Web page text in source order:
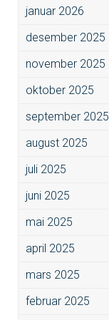
januar 2026
desember 2025
november 2025
oktober 2025
september 2025
august 2025
juli 2025
juni 2025
mai 2025
april 2025
mars 2025
februar 2025